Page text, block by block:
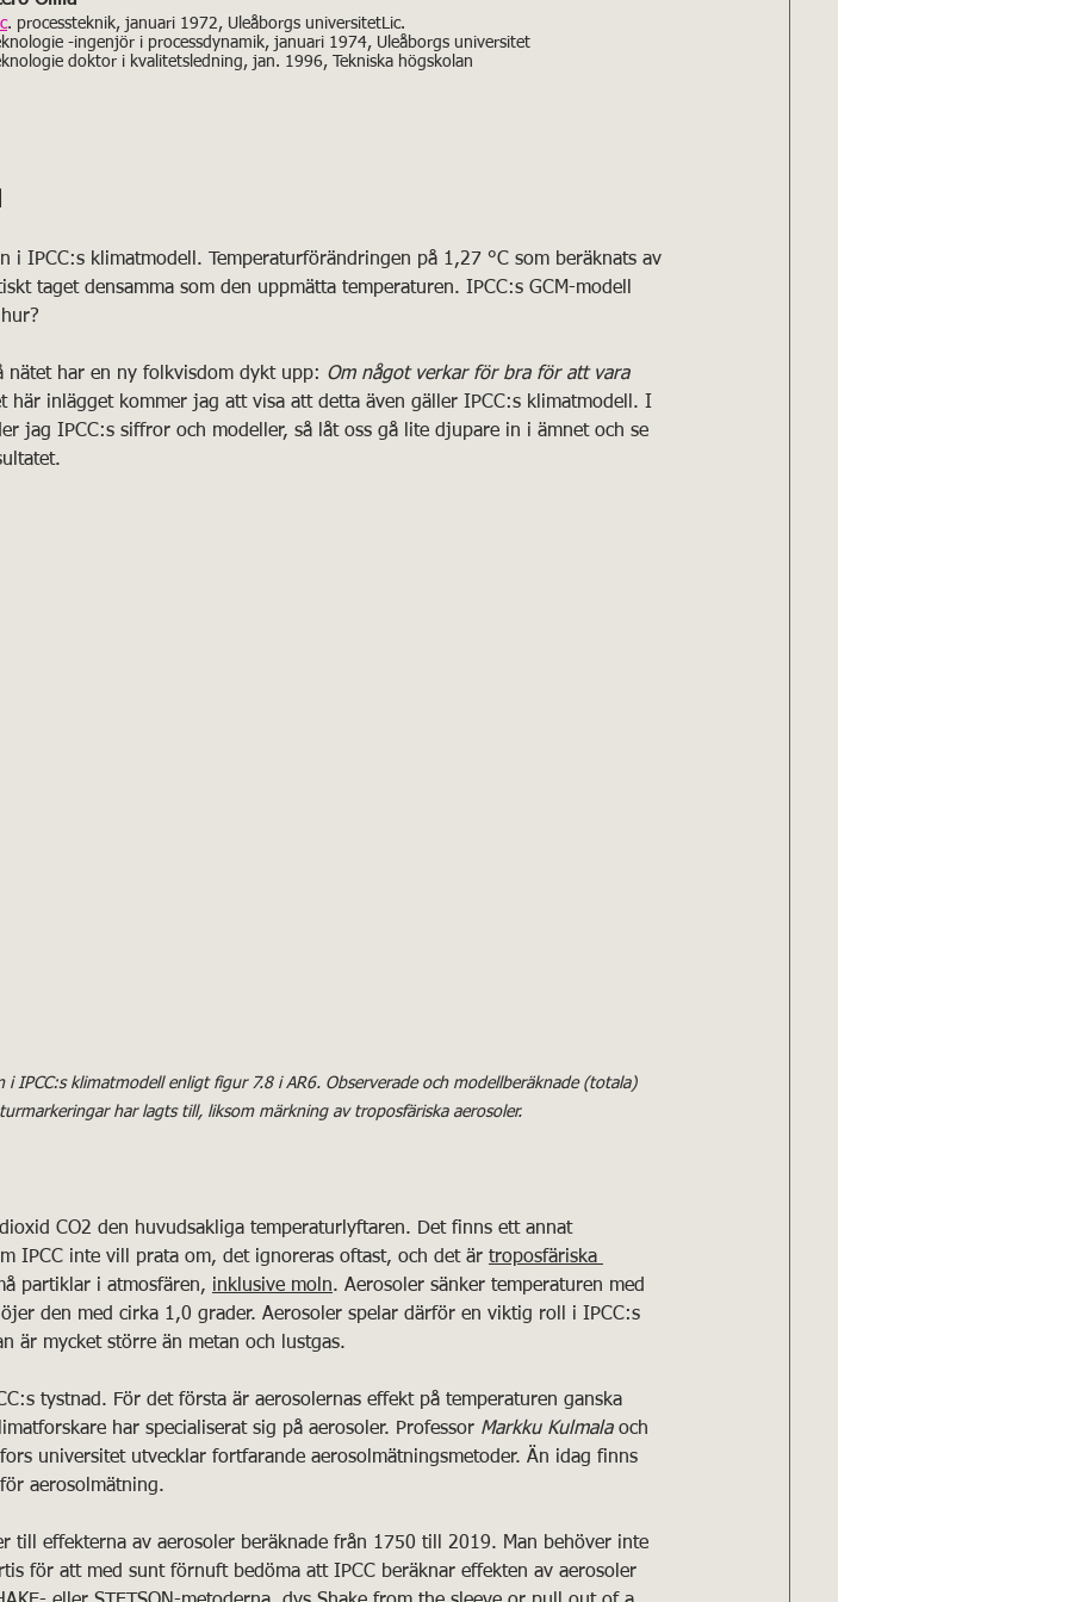
. processteknik, januari 1972, Uleåborgs universitetLic.
-ingenjör i processdynamik, januari 1974, Uleåborgs universitet
doktor i kvalitetsledning, jan. 1996, Tekniska högskolan
i IPCC:s klimatmodell. Temperaturförändringen på 1,27 °C som beräknats av
taget densamma som den uppmätta temperaturen. IPCC:s GCM-modell
nätet har en ny folkvisdom dykt upp: Om något verkar för bra för att vara
här inlägget kommer jag att visa att detta även gäller IPCC:s klimatmodell. I
jag IPCC:s siffror och modeller, så låt oss gå lite djupare in i ämnet och se
i IPCC:s klimatmodell enligt figur 7.8 i AR6. Observerade och modellberäknade (totala)
har lagts till, liksom märkning av troposfäriska aerosoler.
CO2 den huvudsakliga temperaturlyftaren. Det finns ett annat
IPCC inte vill prata om, det ignoreras oftast, och det är troposfäriska
partiklar i atmosfären, inklusive moln. Aerosoler sänker temperaturen med
den med cirka 1,0 grader. Aerosoler spelar därför en viktig roll i IPCC:s
är mycket större än metan och lustgas.
tystnad. För det första är aerosolernas effekt på temperaturen ganska
har specialiserat sig på aerosoler. Professor Markku Kulmala och
universitet utvecklar fortfarande aerosolmätningsmetoder. Än idag finns
aerosolmätning.
till effekterna av aerosoler beräknade från 1750 till 2019. Man behöver inte
för att med sunt förnuft bedöma att IPCC beräknar effekten av aerosoler